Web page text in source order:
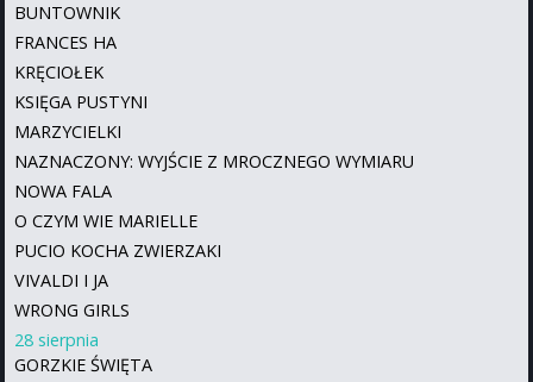
BUNTOWNIK
FRANCES HA
KRĘCIOŁEK
KSIĘGA PUSTYNI
MARZYCIELKI
NAZNACZONY: WYJŚCIE Z MROCZNEGO WYMIARU
NOWA FALA
O CZYM WIE MARIELLE
PUCIO KOCHA ZWIERZAKI
VIVALDI I JA
WRONG GIRLS
28 sierpnia
GORZKIE ŚWIĘTA